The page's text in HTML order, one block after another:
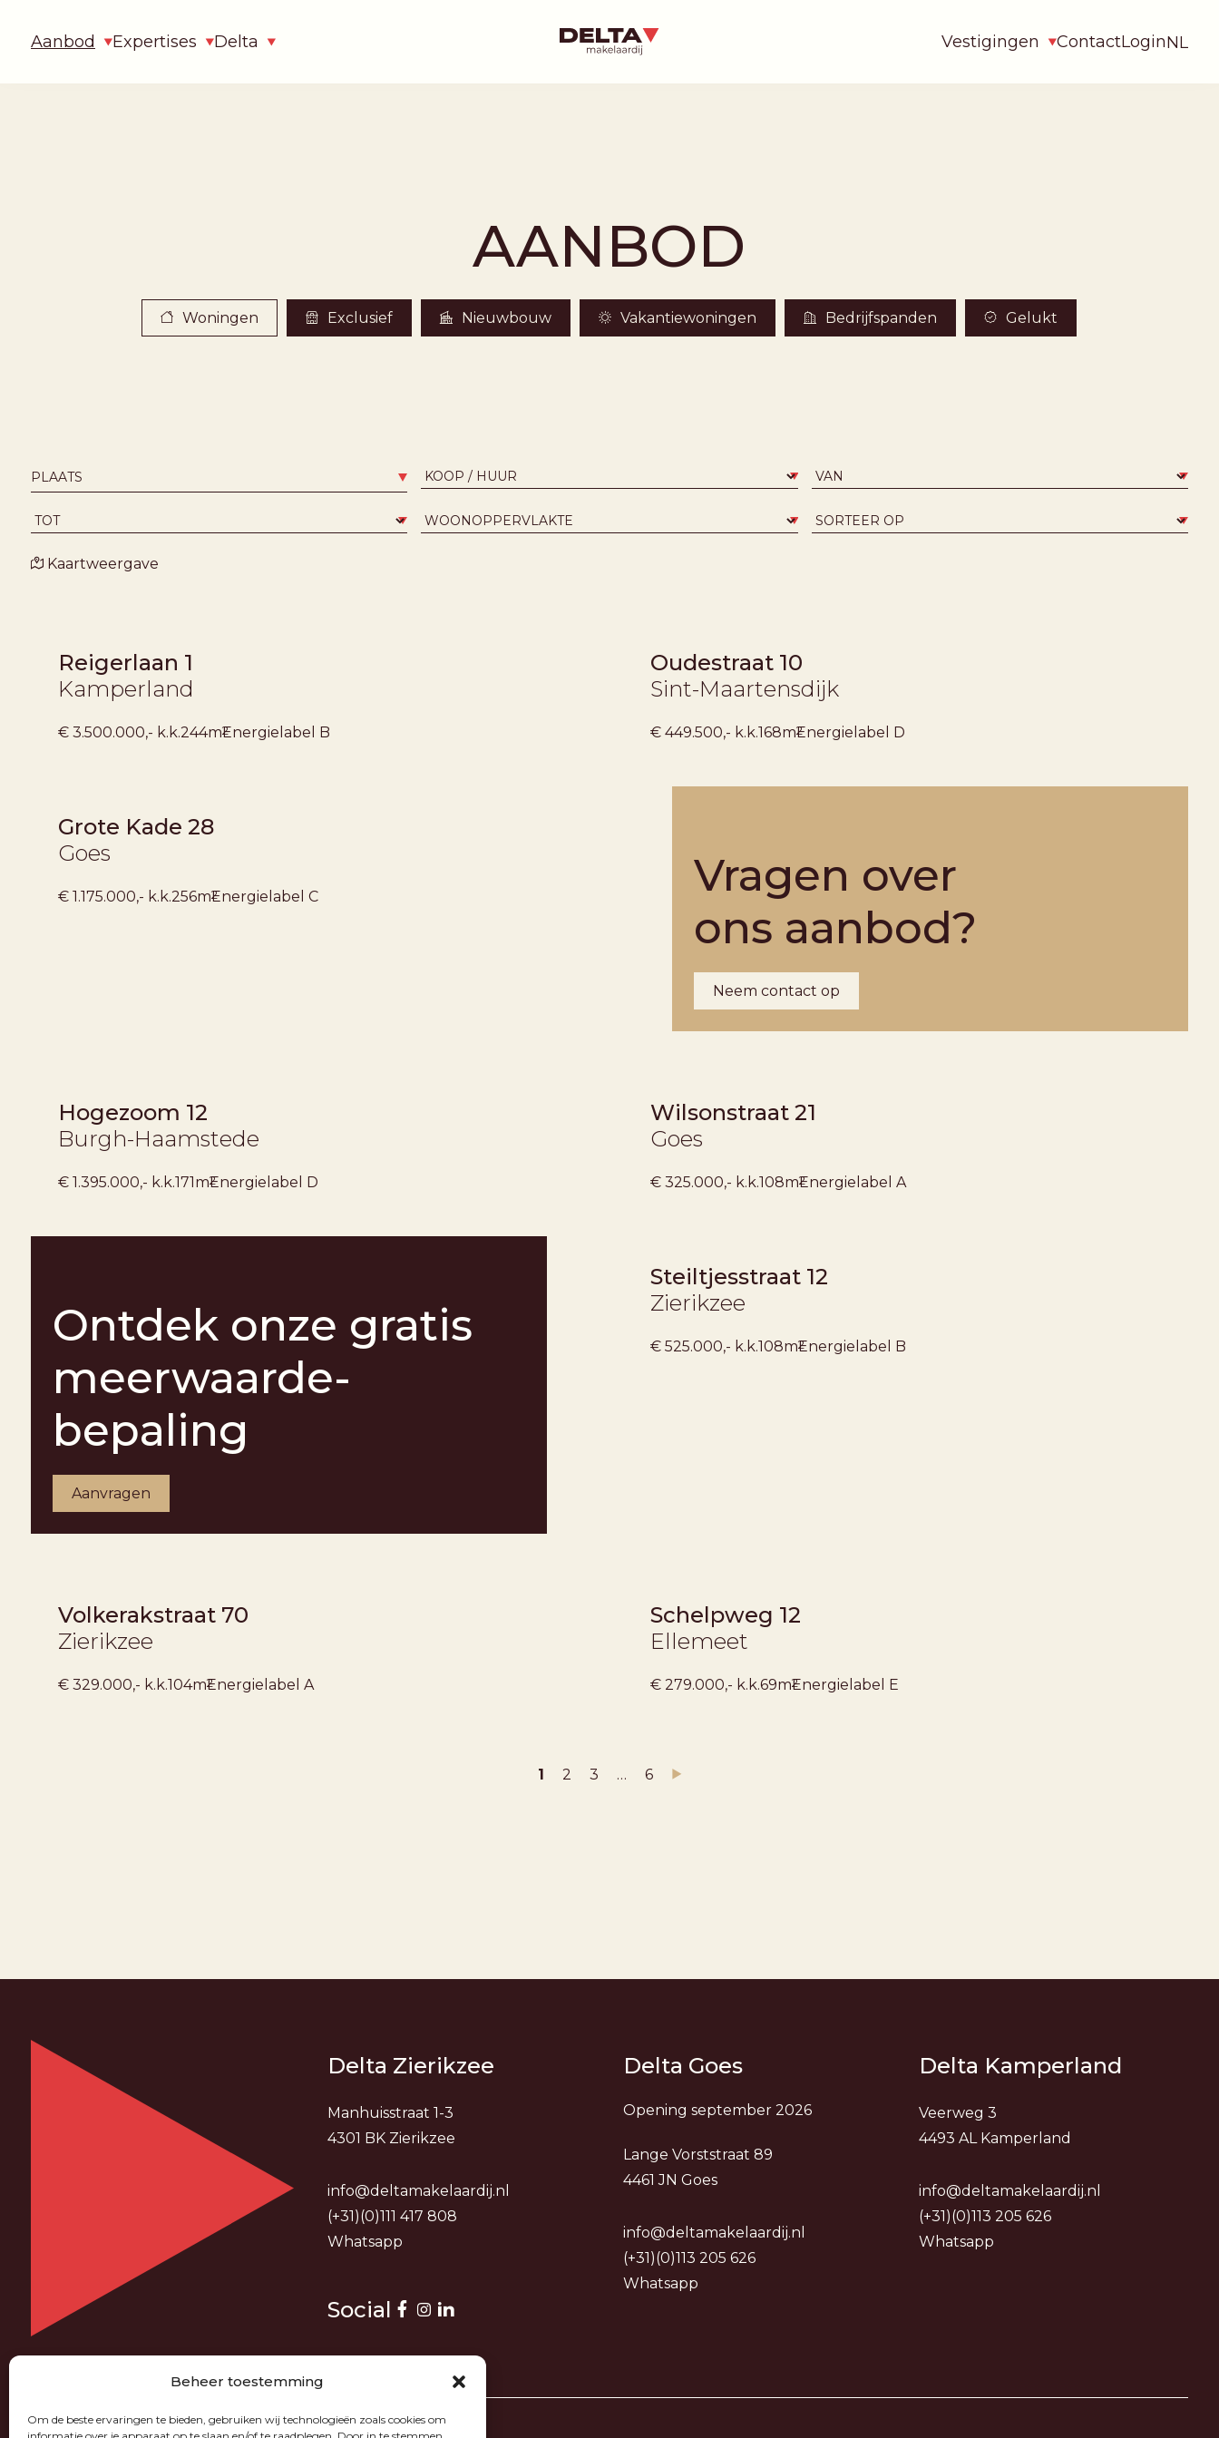
Beheer toestemming
Om de beste ervaringen te bieden, gebruiken wij technologieën zoals cookies om
Aanbod Expertises Delta Vestigingen ContactLoginNL
AANBOD
Woningen Exclusief Nieuwbouw Vakantiewoningen Bedrijfspanden Gelukt
Kaartweergave
Reigerlaan 1
Kamperland
€ 3.500.000,- k.k.244m2
Energielabel B
Oudestraat 10
Sint-Maartensdijk
€ 449.500,- k.k.168m2
Energielabel D
Grote Kade 28
Goes
€ 1.175.000,- k.k.256m2
Energielabel C
Vragen over
ons aanbod?
Neem contact op
Hogezoom 12
Burgh-Haamstede
€ 1.395.000,- k.k.171m2
Energielabel D
Wilsonstraat 21
Goes
€ 325.000,- k.k.108m2
Energielabel A
Ontdek onze gratis
meerwaarde-
bepaling
Aanvragen
Steiltjesstraat 12
Zierikzee
€ 525.000,- k.k.108m2
Energielabel B
Volkerakstraat 70
Zierikzee
€ 329.000,- k.k.104m2
Energielabel A
Schelpweg 12
Ellemeet
€ 279.000,- k.k.69m2
Energielabel E
1 2 3 … 6
Delta Zierikzee
Manhuisstraat 1-3
4301 BK Zierikzee
info@deltamakelaardij.nl
(+31)(0)111 417 808
Whatsapp
Delta Goes
Opening september 2026
Lange Vorststraat 89
4461 JN Goes
info@deltamakelaardij.nl
(+31)(0)113 205 626
Whatsapp
Delta Kamperland
Veerweg 3
4493 AL Kamperland
info@deltamakelaardij.nl
(+31)(0)113 205 626
Whatsapp
Social